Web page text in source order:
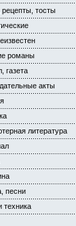
тосты
романы
газета
акты
литература
песни
техника